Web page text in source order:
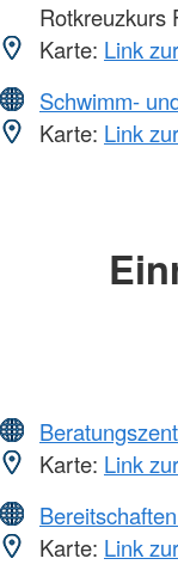
Rotkreuzkurs
Karte: Link
Schwimm-
Karte: Link
Karte: Link
Karte: Link